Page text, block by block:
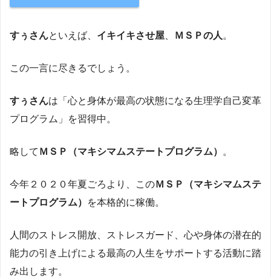
すぅさんといえば、 イキイキさせ屋 ＭＳＰの人 。
この一言に尽きるでしょう。
すぅさんは「心と身体が最高の状態になる生理学自己変革
プログラム」を習得中。
略して ＭＳＰ（マキシマムステートプログラム） 。
今年２０２０年夏ごろより、このＭＳＰ（マキシマムステ
ートプログラム）
を本格的に稼働。
人間のストレス開放、ストレスガード、心や身体の潜在的
能力の引き上げによる最高の人生をサポートする活動に踏
み出します。